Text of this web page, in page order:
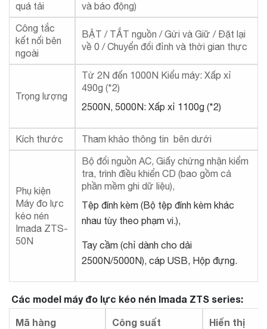
quá tải
và báo động)
Công tắc
kết nối bên
ngoài
BẬT / TẮT nguồn / Gửi và Giữ / Đặt lại
về 0 / Chuyển đổi đỉnh và thời gian thực
Trọng lượng
Từ 2N đến 1000N Kiểu máy: Xấp xỉ
490g (*2)
2500N, 5000N: Xấp xỉ 1100g (*2)
Kích thước Tham khảo thông tin bên dưới
Phụ kiện
Máy đo lực
kéo nén
Imada ZTS-
50N
Bộ đổi nguồn AC, Giấy chứng nhận kiểm
tra, trình điều khiển CD (bao gồm cả
phần mềm ghi dữ liệu),
Tệp đính kèm (Bộ tệp đính kèm khác
nhau tùy theo phạm vi.),
Tay cầm (chỉ dành cho dải
2500N/5000N), cáp USB, Hộp đựng.
Các model máy đo lực kéo nén Imada ZTS series:
Mã hàng Công suất Hiển thị